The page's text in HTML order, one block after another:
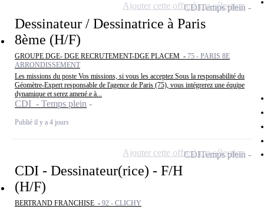
Dessinateur / Dessinatrice à Paris
8ème (H/F)
GROUPE DGE- DGE RECRUTEMENT-DGE PLACEM - 75 - PARIS 8E
ARRONDISSEMENT
Les missions du poste Vos missions, si vous les acceptez Sous la responsabilité du
Géomètre-Expert responsable de l'agence de Paris (75), vous intégrerez une équipe
dynamique et serez amené.e à...
CDI - Temps plein
Publié il y a 4 jours
CDITemps plein
Ajouter cette offre à ma sélection
CDI - Dessinateur(rice) - F/H
(H/F)
BERTRAND FRANCHISE - 92 - CLICHY
CDITemps plein
Ajouter cette offre à ma sélection